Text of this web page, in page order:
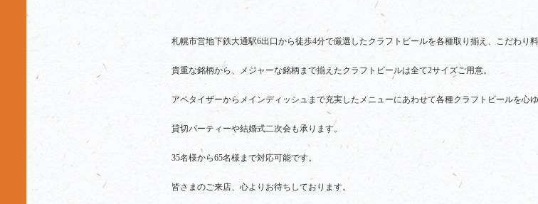
札幌市営地下鉄大通駅6出口から徒歩4分で厳選したクラフトビールを各種取り揃え、こだわり
貴重な銘柄から、メジャーな銘柄まで揃えたクラフトビールは全て2サイズご用意。
アペタイザーからメインディッシュまで充実したメニューにあわせて各種クラフトビールを心
貸切パーティーや結婚式二次会も承ります。
35名様から65名様まで対応可能です。
皆さまのご来店、心よりお待ちしております。